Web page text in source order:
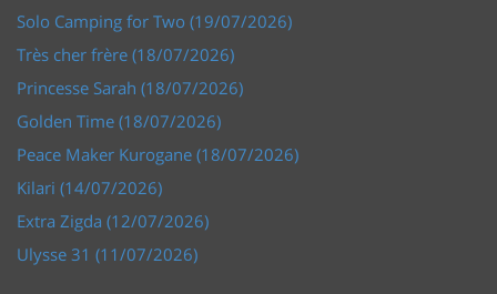
Solo Camping for Two (19/07/2026)
Très cher frère (18/07/2026)
Princesse Sarah (18/07/2026)
Golden Time (18/07/2026)
Peace Maker Kurogane (18/07/2026)
Kilari (14/07/2026)
Extra Zigda (12/07/2026)
Ulysse 31 (11/07/2026)